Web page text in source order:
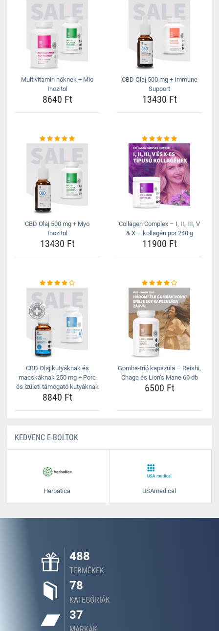
Multivitamin nőknek + Mio
Inozitol
8640 Ft
CBD Olaj 500 mg + Immune
Support
13430 Ft
CBD Olaj 500 mg + Myo
Inozitol
13430 Ft
Collagen Complex – I, II, III, V
& X – kollagén por 240 g
11900 Ft
CBD Olaj kutyáknak és
macskáknak 250 mg + Porc
és ízületi támogató kutyáknak
8840 Ft
Gomba-trió kapszula – Reishi,
Chaga és Lion’s Mane 60 db
6500 Ft
KEDVENC E-BOLTOK
Herbatica USAmedical
488
TERMÉKEK
78
KATEGÓRIÁK
37